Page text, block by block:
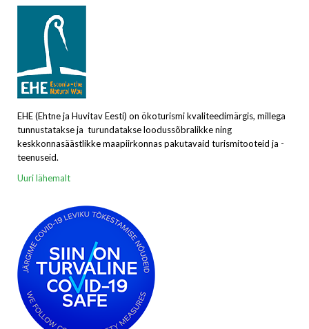
EHE (Ehtne ja Huvitav Eesti) on ökoturismi kvaliteedimärgis, millega
tunnustatakse ja turundatakse loodussõbralikke ning
keskkonnasäästlikke maapiirkonnas pakutavaid turismitooteid ja -
teenuseid.
Uuri lähemalt